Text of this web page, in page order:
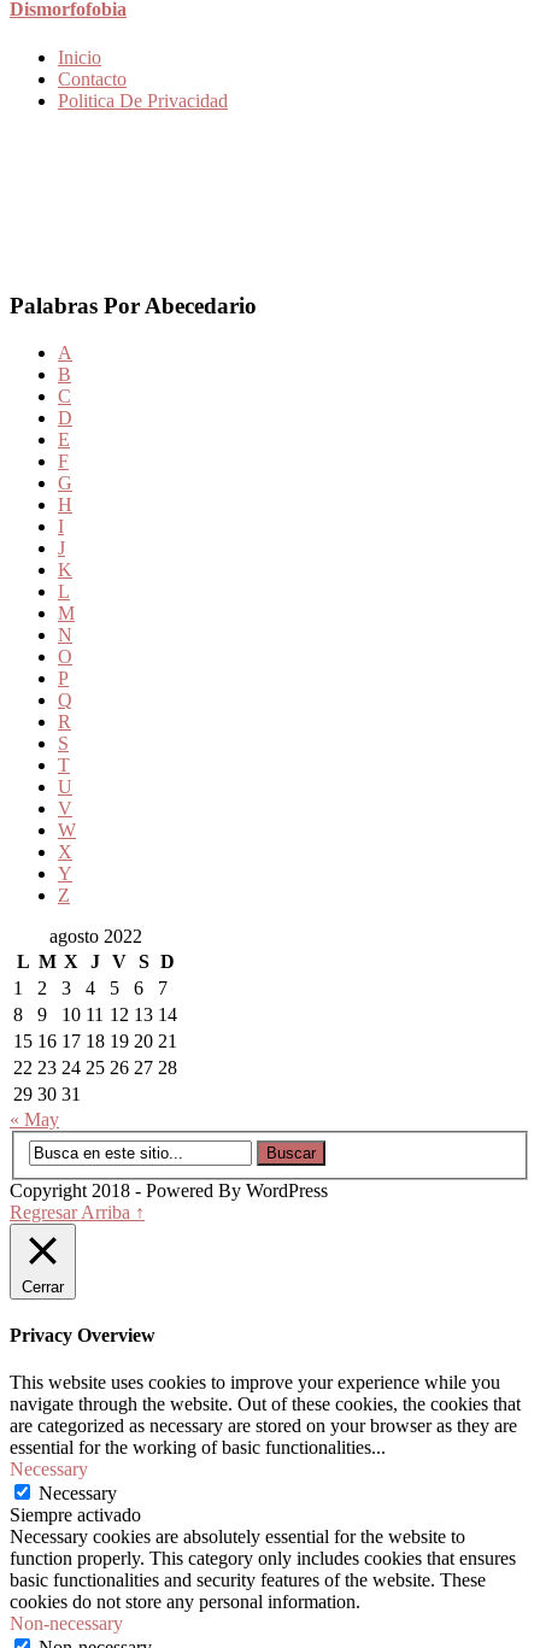
Dismorfofobia
Inicio
Contacto
Politica De Privacidad
Palabras Por Abecedario
A
B
C
D
E
F
G
H
I
J
K
L
M
N
O
P
Q
R
S
T
U
V
W
X
Y
Z
agosto 2022
L M X J V S D
1
2 3 4 5 6
7
8
9 10 11 12 13 14
15 16 17 18 19 20 21
22 23 24 25 26 27 28
29 30 31
« May
Copyright 2018 - Powered By WordPress
Regresar Arriba ↑
Cerrar
Privacy Overview
This website uses cookies to improve your experience while you
navigate through the website. Out of these cookies, the cookies that
are categorized as necessary are stored on your browser as they are
essential for the working of basic functionalities...
Necessary
Necessary
Siempre activado
Necessary cookies are absolutely essential for the website to
function properly. This category only includes cookies that ensures
basic functionalities and security features of the website. These
cookies do not store any personal information.
Non-necessary